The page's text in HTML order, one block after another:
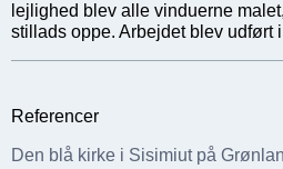
lejlighed blev alle vinduerne
stillads oppe. Arbejdet blev udført
Referencer
Den blå kirke i Sisimiut på